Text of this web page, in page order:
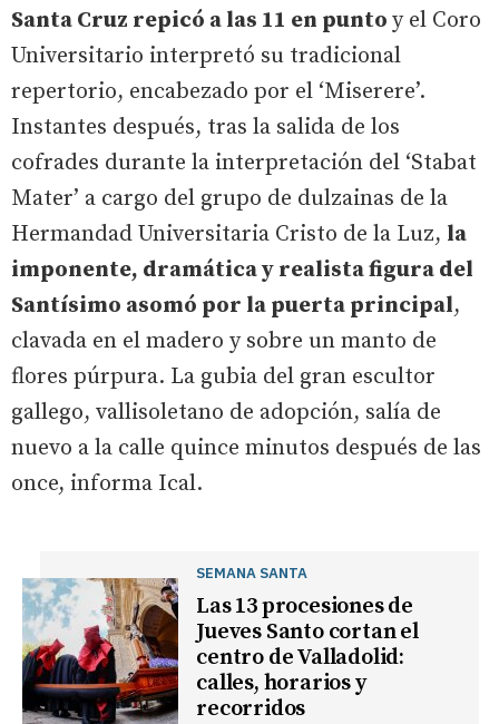
Santa Cruz repicó a las 11 en punto y el Coro
Universitario interpretó su tradicional
repertorio, encabezado por el ‘Miserere’.
Instantes después, tras la salida de los
cofrades durante la interpretación del ‘Stabat
Mater’ a cargo del grupo de dulzainas de la
Hermandad Universitaria Cristo de la Luz, la
imponente, dramática y realista figura del
Santísimo asomó por la puerta principal,
clavada en el madero y sobre un manto de
flores púrpura. La gubia del gran escultor
gallego, vallisoletano de adopción, salía de
nuevo a la calle quince minutos después de las
once, informa Ical.
SEMANA SANTA
Las 13 procesiones de
Jueves Santo cortan el
centro de Valladolid:
calles, horarios y
recorridos